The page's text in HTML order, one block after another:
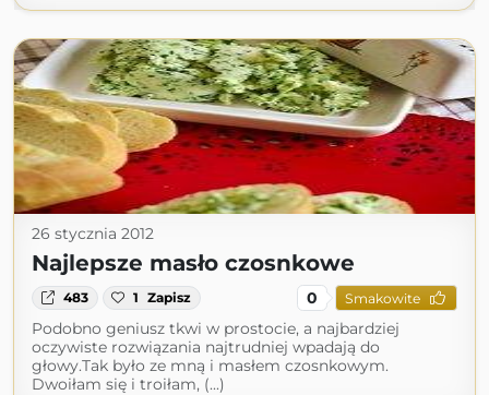
26 stycznia 2012
Najlepsze masło czosnkowe
483 1 Zapisz 0 Smakowite
Podobno geniusz tkwi w prostocie, a najbardziej
oczywiste rozwiązania najtrudniej wpadają do
głowy.Tak było ze mną i masłem czosnkowym.
Dwoiłam się i troiłam, (...)